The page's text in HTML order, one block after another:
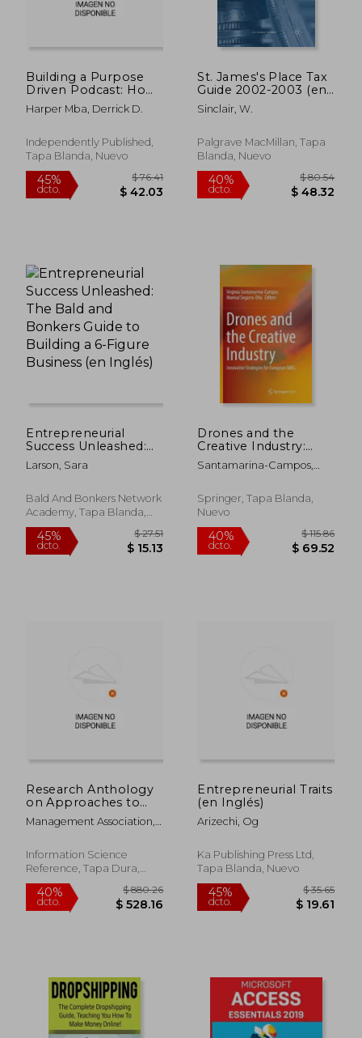
dcto. $ 19.82 dcto.
Building a Purpose
Driven Podcast: How
to Start and Launch
an Informative,
Impactful Podcast:
How to Start and
Informative, (en
Inglés)
Harper Mba, Derrick D.
Independently Published,
Tapa Blanda, Nuevo
St. James's Place Tax
Guide 2002-2003 (en
Inglés)
Sinclair, W.
Palgrave MacMillan, Tapa
Blanda, Nuevo
Entrepreneurial
Success Unleashed:
The Bald and Bonkers
Guide to Building a 6-
Inglés)
Larson, Sara
Bald And Bonkers Network
Academy, Tapa Blanda,
Nuevo
Drones and the
Creative Industry:
Innovative Strategies
for European SMEs
Santamarina-Campos,
Marival
Springer, Tapa Blanda,
Nuevo
Research Anthology
on Approaches to
Social and
Sustainable
VOL 3 (en Inglés)
Management Association,
Information Science
Reference, Tapa Dura,
Nuevo
Entrepreneurial Traits
(en Inglés)
Arizechi, Og
Ka Publishing Press Ltd,
Tapa Blanda, Nuevo